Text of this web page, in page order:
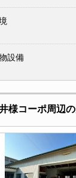
設備
様コーポ周辺